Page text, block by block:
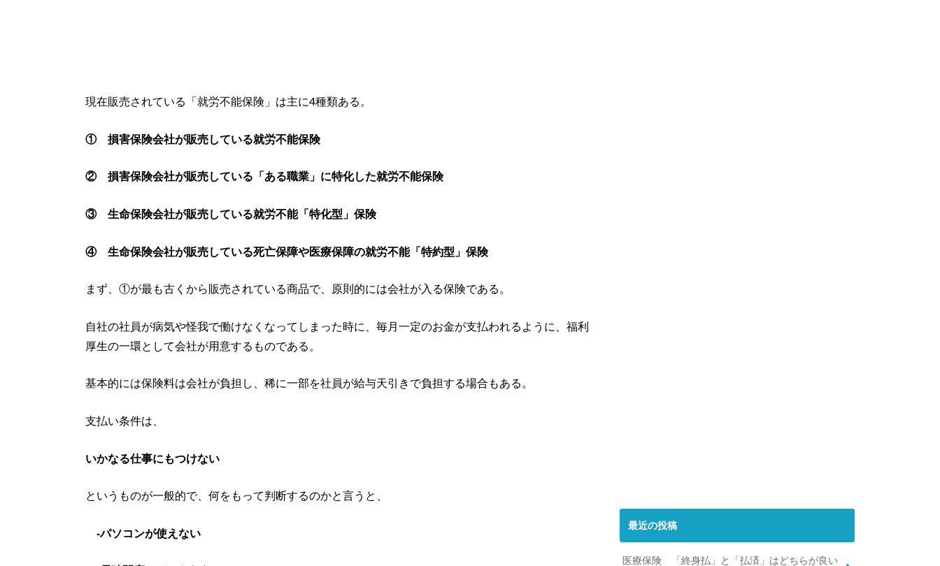
現在販売されている「就労不能保険」は主に4種類ある。
① 損害保険会社が販売している就労不能保険
② 損害保険会社が販売している「ある職業」に特化した就労不能保険
③ 生命保険会社が販売している就労不能「特化型」保険
④ 生命保険会社が販売している死亡保障や医療保障の就労不能「特約型」保険
まず、①が最も古くから販売されている商品で、原則的には会社が入る保険である。
自社の社員が病気や怪我で働けなくなってしまった時に、毎月一定のお金が支払われるように、福利
厚生の一環として会社が用意するものである。
基本的には保険料は会社が負担し、稀に一部を社員が給与天引きで負担する場合もある。
支払い条件は、
いかなる仕事にもつけない
というものが一般的で、何をもって判断するのかと言うと、
‐パソコンが使えない
最近の投稿
医療保険 「終身払」と「払済」はどちらが良い